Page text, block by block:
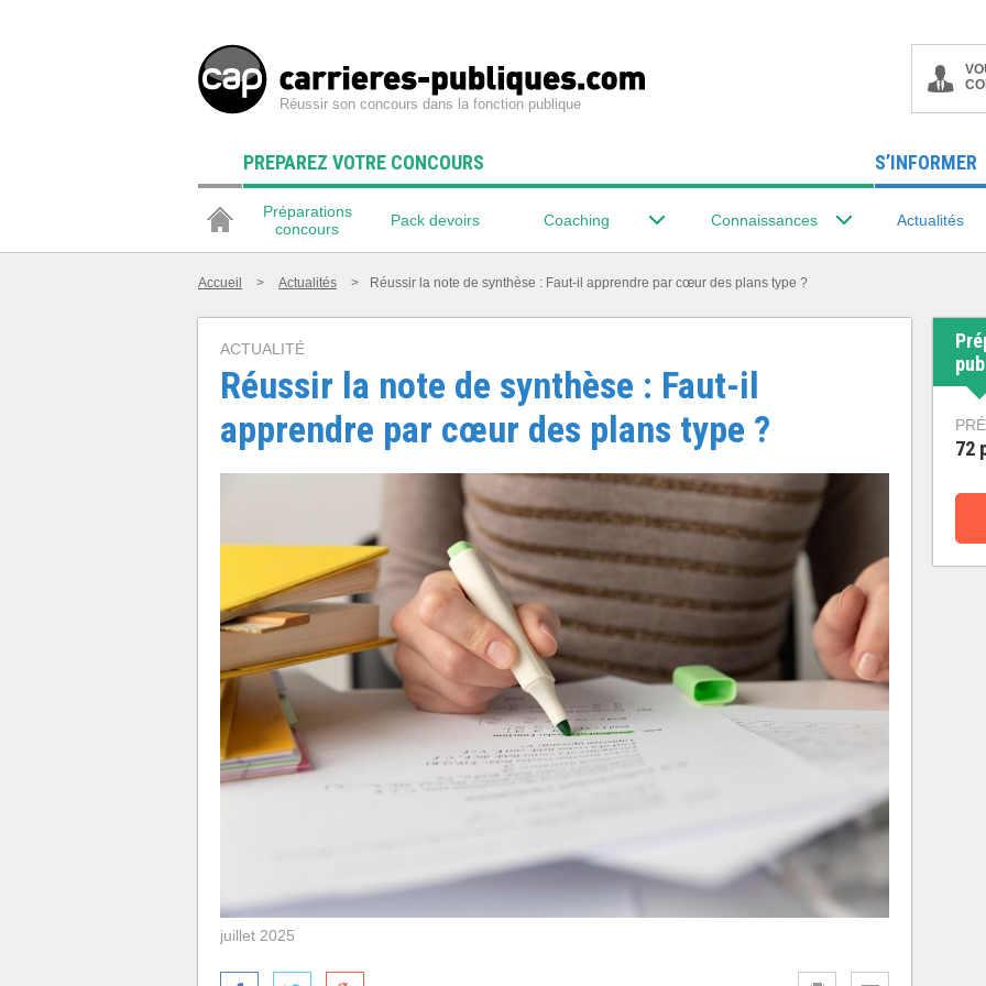
Réussir son concours dans la fonction publique
PREPAREZ VOTRE CONCOURS
Préparations
concours
Pack devoirs Coaching Connaissances
S’INFORMER
Actualités
Accueil > Actualités > Réussir la note de synthèse : Faut-il apprendre par cœur des plans type ?
ACTUALITÉ
Réussir la note de synthèse : Faut-il
apprendre par cœur des plans type ?
juillet 2025
72